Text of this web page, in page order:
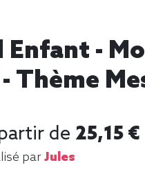
-
Thème
de 25,15 €
parJules